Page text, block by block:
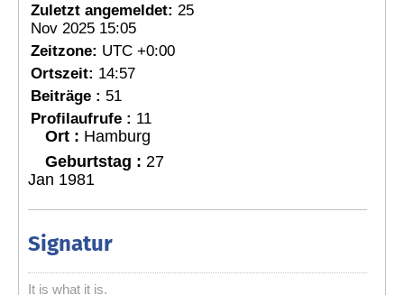
Zuletzt angemeldet: 25
Nov 2025 15:05
Zeitzone: UTC +0:00
Ortszeit: 14:57
Beiträge : 51
Profilaufrufe : 11
Ort : Hamburg
Geburtstag : 27
Jan 1981
Signatur
It is what it is.